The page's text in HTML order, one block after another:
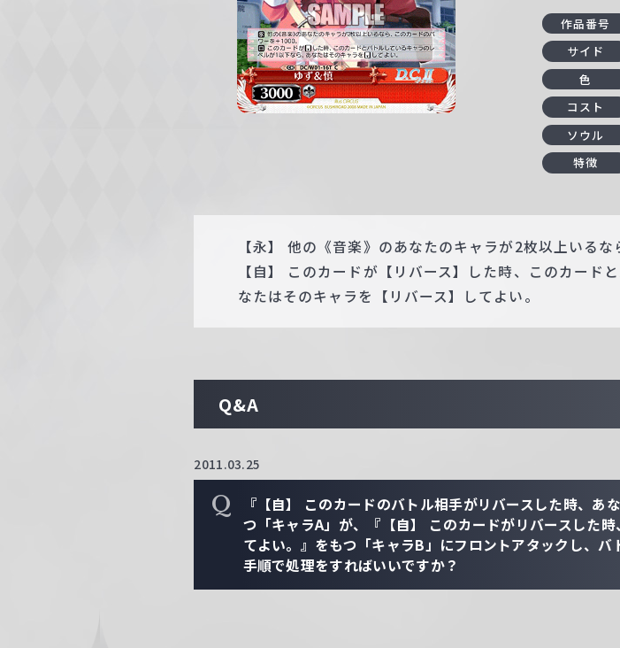
作品番号
サイド
色
コスト
ソウル
特徴
【永】 他の《音楽》のあなたのキャラが2枚以上いる
【自】 このカードが【リバース】した時、このカード
なたはそのキャラを【リバース】してよい。
Q&A
2011.03.25
Q
『【自】 このカードのバトル相手がリバースした時、
つ「キャラA」が、『【自】 このカードがリバースした
てよい。』をもつ「キャラB」にフロントアタックし、
手順で処理をすればいいですか？